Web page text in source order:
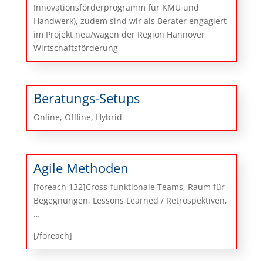
Innovationsförderprogramm für KMU und
Handwerk), zudem sind wir als Berater engagiert
im Projekt neu/wagen der Region Hannover
Wirtschaftsförderung
Beratungs-Setups
Online, Offline, Hybrid
Agile Methoden
[foreach 132]Cross-funktionale Teams, Raum für
Begegnungen, Lessons Learned / Retrospektiven,
…
[/foreach]